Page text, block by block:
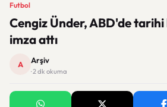
Futbol
Cengiz Ünder, ABD'de tarihi
imza attı
A Arşiv
· 2 dk okuma